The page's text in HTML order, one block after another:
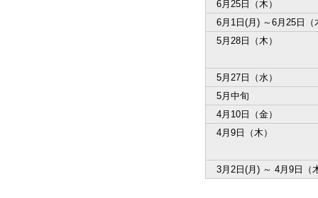
6月25日（木）
6月1日(月) ～6月25日（
5月28日（木）
5月27日（水）
5月中旬
4月10日（金）
4月9日（木）
3月2日(月) ～ 4月9日（